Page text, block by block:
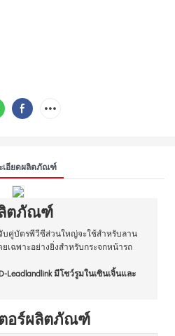
เอียดผลิตภัณฑ์
ตภัณฑ์
บคู่บัตรพีวีซีส่วนใหญ่จะใช้สำหรับลาน
เฉพาะอย่างยิ่งสำหรับกระจกหน้ารถ
มีโชว์รูมในเซินเจิ้นและ
อร์ผลิตภัณฑ์